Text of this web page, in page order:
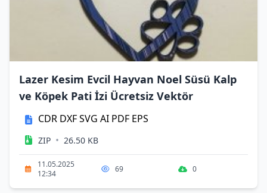
Lazer Kesim Evcil Hayvan Noel Süsü Kalp
ve Köpek Pati İzi Ücretsiz Vektör
CDR DXFSVG AI PDF EPS
ZIP • 26.50 KB
11.05.2025
12:34
69 0